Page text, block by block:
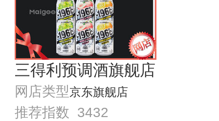
三得利预调酒旗舰店
网店类型京东旗舰店
推荐指数 3432